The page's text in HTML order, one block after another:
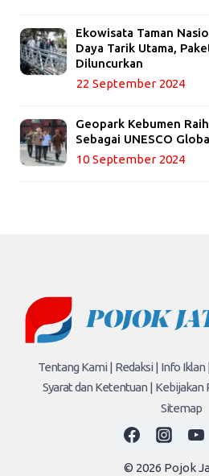
Ekowisata Taman
Daya Tarik Utama,
Diluncurkan
22 September 2024
Geopark Kebumen
Sebagai UNESCO
10 September 2024
Tentang Kami | Redaksi | Info Iklan |
Syarat dan Ketentuan | Kebijakan
Sitemap
© 2026 Pojok